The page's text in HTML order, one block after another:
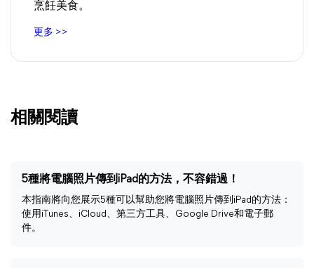
烹飪美食。
更多 >>
相關閱讀
5種將電腦照片傳到iPad的方法，不容錯過！
本指南將向您展示5種可以幫助您將電腦照片傳到iPad的方法：
使用iTunes、iCloud、第三方工具、Google Drive和電子郵
件。